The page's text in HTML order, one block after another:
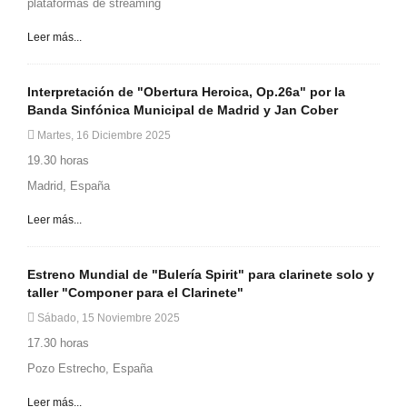
plataformas de streaming
Leer más...
Interpretación de "Obertura Heroica, Op.26a" por la
Banda Sinfónica Municipal de Madrid y Jan Cober
Martes, 16 Diciembre 2025
19.30 horas
Madrid, España
Leer más...
Estreno Mundial de "Bulería Spirit" para clarinete solo y
taller "Componer para el Clarinete"
Sábado, 15 Noviembre 2025
17.30 horas
Pozo Estrecho, España
Leer más...